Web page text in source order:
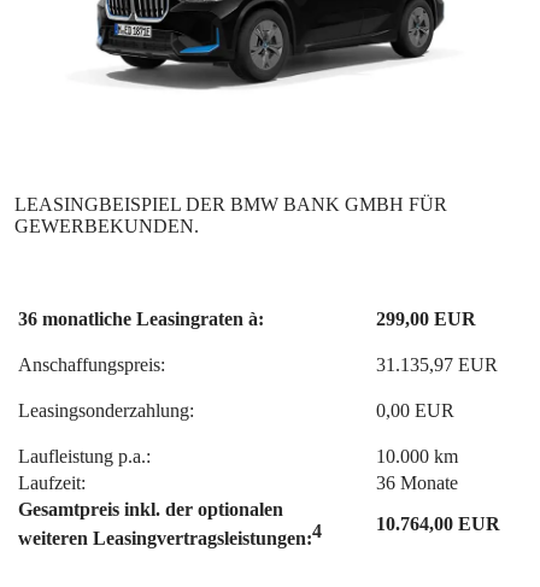
36 monatliche Leasingraten à: 299,00 EUR
Anschaffungspreis: 31.135,97 EUR
Leasingsonderzahlung: 0,00 EUR
Laufleistung p.a.:
10.000 km
Laufzeit:
36 Monate
Gesamtpreis inkl. der optionalen
weiteren Leasingvertragsleistungen:4 10.764,00 EUR